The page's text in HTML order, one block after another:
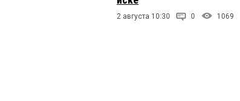
2 августа 10:30 0 1069